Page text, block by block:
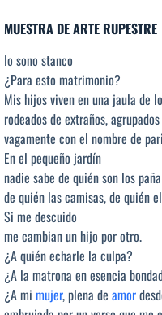
MUESTRA DE ARTE RUPESTRE
Io sono stanco
¿Para esto matrimonio?
Mis hijos viven en una jaula de
rodeados de extraños, agrupados
vagamente con el nombre de
En el pequeño jardín
nadie sabe de quién son los
de quién las camisas, de quién
Si me descuido
me cambian un hijo por otro.
¿A quién echarle la culpa?
¿A la matrona en esencia
¿A mi mujer, plena de amor